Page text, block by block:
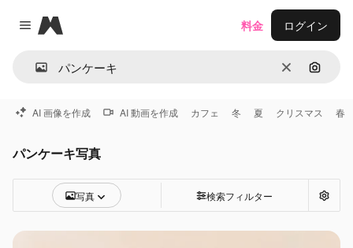
Close menu
Magnific
消去 画像で
料金 ログイン
AI 画像を作成 AI 動画を作成 カフェ 冬 夏 クリスマス 春
パンケーキ写真
写真 検索フィルター